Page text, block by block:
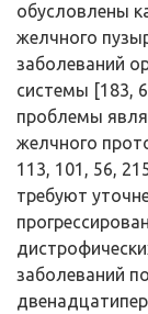
обусловлены
желчного
заболеваний
системы [183,
проблемы
желчного
113, 101, 56,
требуют
заболеваний